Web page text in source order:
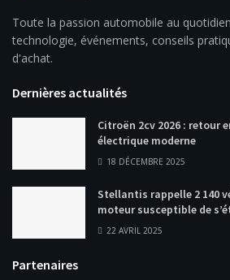
Toute la passion automobile au
technologie, événements, conseils
d'achat.
Dernières actualités
Citroën 2cv 2026 : retour
électrique moderne
18 DÉCEMBRE 2025
Stellantis rappelle 2 140
moteur susceptible de
22 AVRIL 2025
Partenaires